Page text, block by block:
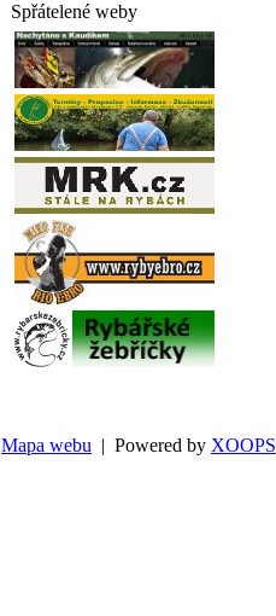
Spřátelené weby
Mapa webu | Powered by XOOPS